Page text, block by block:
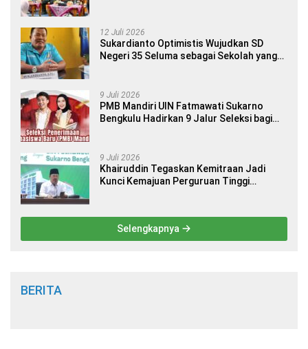
12 Juli 2026
Sukardianto Optimistis Wujudkan SD
Negeri 35 Seluma sebagai Sekolah yang
9 Juli 2026
PMB Mandiri UIN Fatmawati Sukarno
Bengkulu Hadirkan 9 Jalur Seleksi bagi
9 Juli 2026
Khairuddin Tegaskan Kemitraan Jadi
Kunci Kemajuan Perguruan Tinggi
Selengkapnya
BERITA